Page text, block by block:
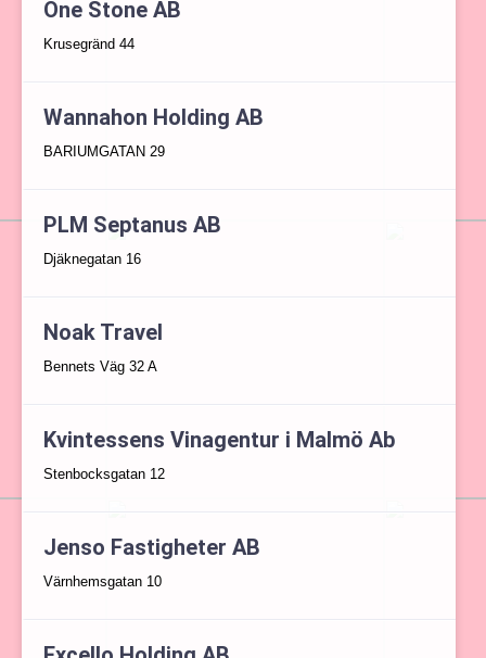
One Stone AB
Krusegränd 44
Wannahon Holding AB
BARIUMGATAN 29
PLM Septanus AB
Djäknegatan 16
Noak Travel
Bennets Väg 32 A
Kvintessens Vinagentur i Malmö Ab
Stenbocksgatan 12
Jenso Fastigheter AB
Värnhemsgatan 10